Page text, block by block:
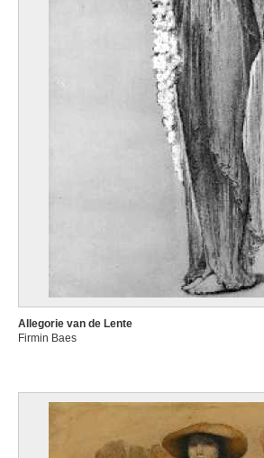
Allegorie van de Lente
Firmin Baes